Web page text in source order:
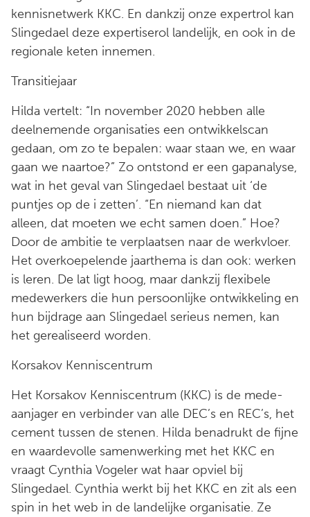
kennisnetwerk KKC. En dankzij onze expertrol kan
Slingedael deze expertiserol landelijk, en ook in de
regionale keten innemen.
Transitiejaar
Hilda vertelt: “In november 2020 hebben alle
deelnemende organisaties een ontwikkelscan
gedaan, om zo te bepalen: waar staan we, en waar
gaan we naartoe?” Zo ontstond er een gapanalyse,
wat in het geval van Slingedael bestaat uit ‘de
puntjes op de i zetten’. “En niemand kan dat
alleen, dat moeten we echt samen doen.” Hoe?
Door de ambitie te verplaatsen naar de werkvloer.
Het overkoepelende jaarthema is dan ook: werken
is leren. De lat ligt hoog, maar dankzij flexibele
medewerkers die hun persoonlijke ontwikkeling en
hun bijdrage aan Slingedael serieus nemen, kan
het gerealiseerd worden.
Korsakov Kenniscentrum
Het Korsakov Kenniscentrum (KKC) is de mede-
aanjager en verbinder van alle DEC’s en REC’s, het
cement tussen de stenen. Hilda benadrukt de fijne
en waardevolle samenwerking met het KKC en
vraagt Cynthia Vogeler wat haar opviel bij
Slingedael. Cynthia werkt bij het KKC en zit als een
spin in het web in de landelijke organisatie. Ze